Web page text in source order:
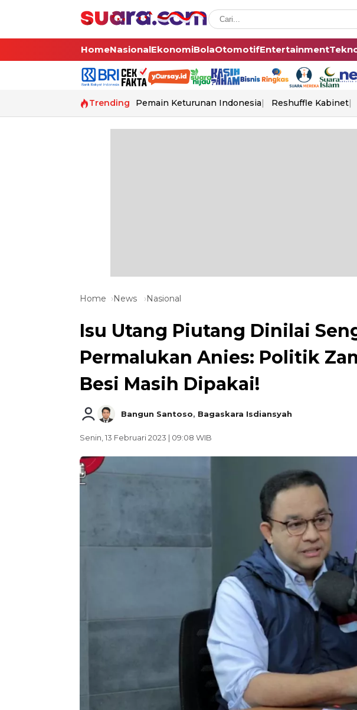
HomeNasionalEkonomiBolaOtomotifEntertainment
Trending Pemain Keturunan Indonesia Reshuffle Kabinet
Home News Nasional
Isu Utang Piutang Dinilai
Permalukan Anies: Politik
Besi Masih Dipakai!
Bangun Santoso, Bagaskara Isdiansyah
Senin, 13 Februari 2023 | 09:08 WIB